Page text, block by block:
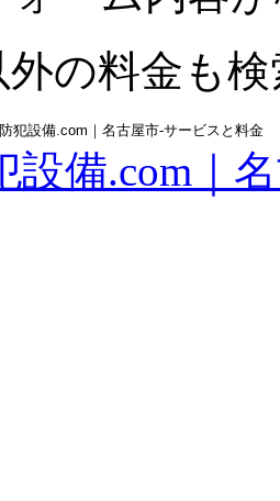
外の料金も
設備.com｜